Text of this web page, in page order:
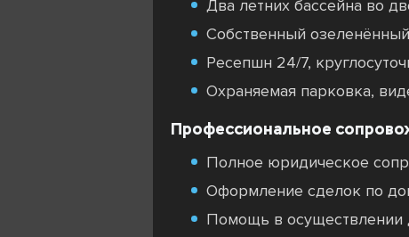
Два летних бассейна во
Собственный
Ресепшн 24/7,
Охраняемая парковка,
Профессиональное
Полное юридическое
Оформление сделок по
Помощь в